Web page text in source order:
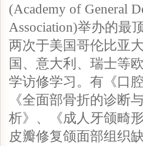
(Academy of General
Association)举办的最
两次于美国哥伦比亚
国、意大利、瑞士等
学访修学习。有《口
《全面部骨折的诊断
析》、《成人牙颌畸
皮瓣修复颌面部组织